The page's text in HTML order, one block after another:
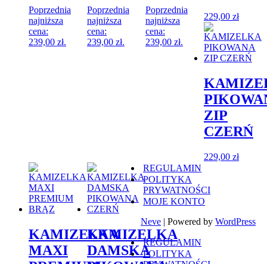
Poprzednia
najniższa
cena:
239,00 zł.
Poprzednia
najniższa
cena:
239,00 zł.
Poprzednia
najniższa
cena:
239,00 zł.
229,00 zł
ZIP
CZERŃ
229,00 zł
KAMIZELKA
MAXI
KAMIZELKA
DAMSKA
REGULAMIN
POLITYKA
PRYWATNOŚCI
MOJE KONTO
Neve | Powered byWordPress
REGULAMIN
POLITYKA